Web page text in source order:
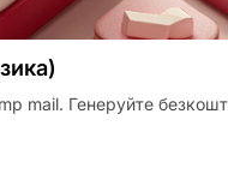
mail. Генеруйте